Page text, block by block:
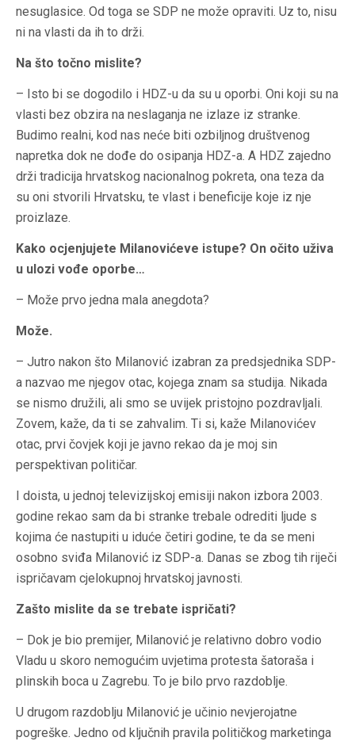
nesuglasice. Od toga se SDP ne može opraviti. Uz to, nisu
ni na vlasti da ih to drži.
Na što točno mislite?
– Isto bi se dogodilo i HDZ-u da su u oporbi. Oni koji su na
vlasti bez obzira na neslaganja ne izlaze iz stranke.
Budimo realni, kod nas neće biti ozbiljnog društvenog
napretka dok ne dođe do osipanja HDZ-a. A HDZ zajedno
drži tradicija hrvatskog nacionalnog pokreta, ona teza da
su oni stvorili Hrvatsku, te vlast i beneficije koje iz nje
proizlaze.
Kako ocjenjujete Milanovićeve istupe? On očito uživa
u ulozi vođe oporbe…
– Može prvo jedna mala anegdota?
Može.
– Jutro nakon što Milanović izabran za predsjednika SDP-
a nazvao me njegov otac, kojega znam sa studija. Nikada
se nismo družili, ali smo se uvijek pristojno pozdravljali.
Zovem, kaže, da ti se zahvalim. Ti si, kaže Milanovićev
otac, prvi čovjek koji je javno rekao da je moj sin
perspektivan političar.
I doista, u jednoj televizijskoj emisiji nakon izbora 2003.
godine rekao sam da bi stranke trebale odrediti ljude s
kojima će nastupiti u iduće četiri godine, te da se meni
osobno sviđa Milanović iz SDP-a. Danas se zbog tih riječi
ispričavam cjelokupnoj hrvatskoj javnosti.
Zašto mislite da se trebate ispričati?
– Dok je bio premijer, Milanović je relativno dobro vodio
Vladu u skoro nemogućim uvjetima protesta šatoraša i
plinskih boca u Zagrebu. To je bilo prvo razdoblje.
U drugom razdoblju Milanović je učinio nevjerojatne
pogreške. Jedno od ključnih pravila političkog marketinga